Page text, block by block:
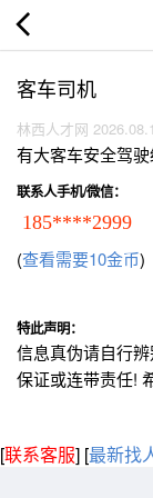
客车司机
林西人才网
有大客车安全驾
联系人手机/微信：
185****2999
(查看需要10金币)
特此声明：
信息真伪请自行
保证或连带责任!
[联系客服] [最新找